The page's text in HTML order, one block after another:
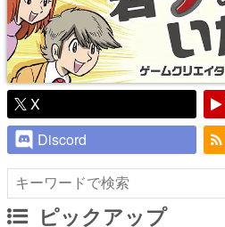
X
Discord
ピックアップ